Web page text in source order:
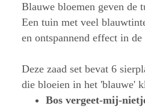
Blauwe bloemen geven de
Een tuin met veel
en ontspannend effect in de
Deze zaad set bevat 6
die bloeien in het 'blauwe'
Bos vergeet-mij-